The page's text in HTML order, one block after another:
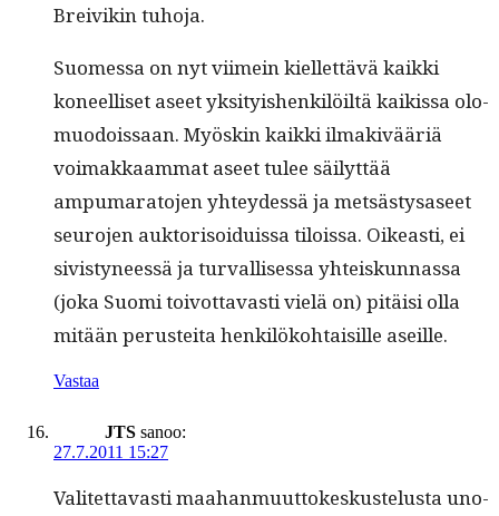
Breivikin tuhoja.
Suomes­sa on nyt viimein kiel­let­tävä kaik­ki
koneel­liset aseet yksi­ty­ishenkilöiltä kaikissa olo­
muodois­saan. Myöskin kaik­ki ilmakivääriä
voimakkaam­mat aseet tulee säi­lyt­tää
ampumara­to­jen yhtey­dessä ja met­sästysaseet
seu­ro­jen auk­torisoiduis­sa tilois­sa. Oikeasti, ei
sivistyneessä ja tur­val­lises­sa yhteiskun­nas­sa
(joka Suo­mi toiv­ot­tavasti vielä on) pitäisi olla
mitään perustei­ta henkilöko­htaisille aseille.
Vastaa
JTS sanoo:
27.7.2011 15:27
Valitet­tavasti maa­han­muut­tokeskustelus­ta uno­